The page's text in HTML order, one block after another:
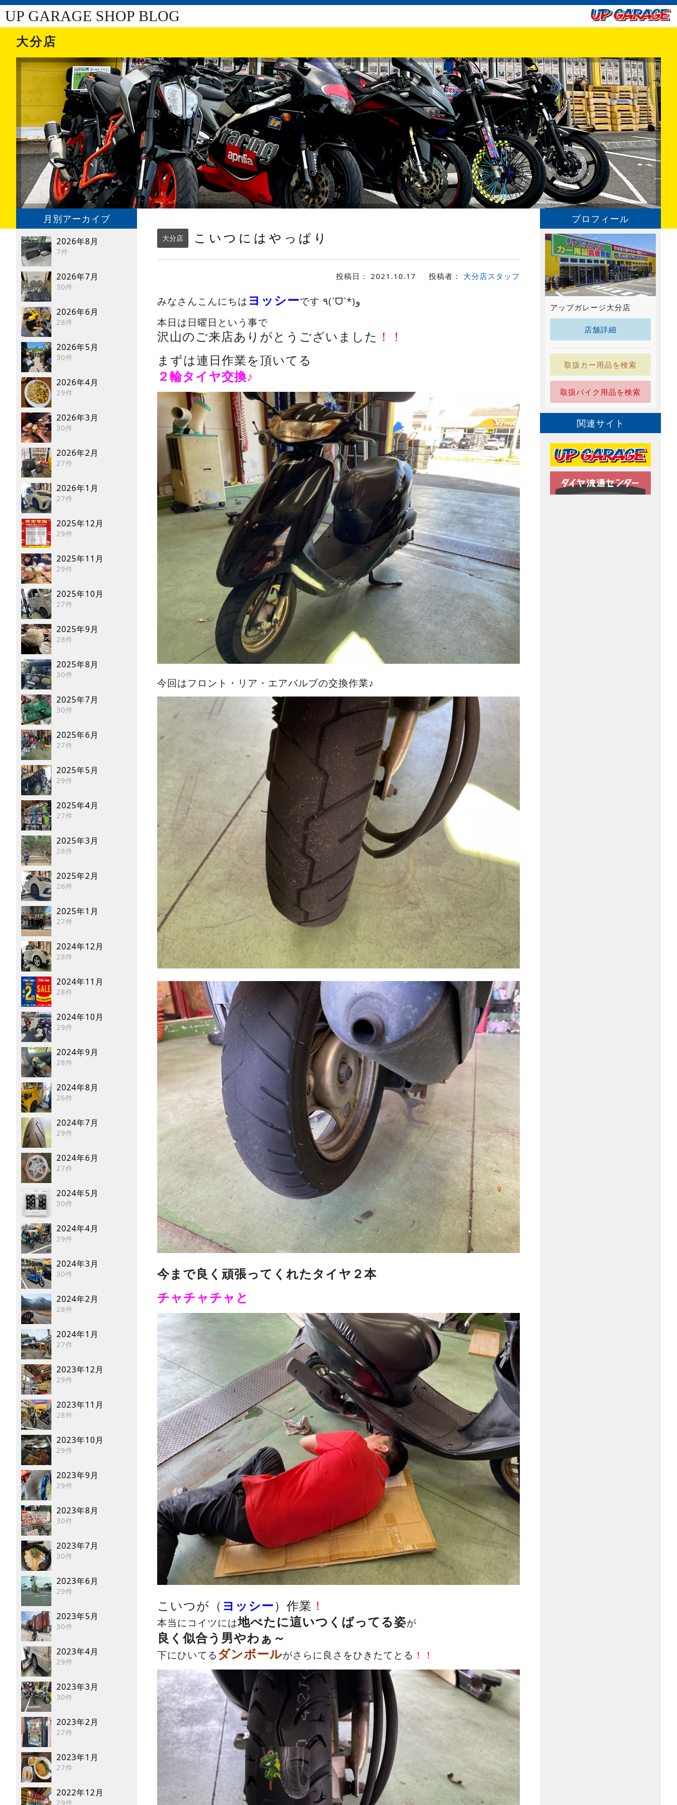
UP GARAGE SHOP BLOG
大分店
月別アーカイブ
2026年8月
7件
2026年7月
30件
2026年6月
28件
2026年5月
30件
2026年4月
29件
2026年3月
30件
2026年2月
27件
2026年1月
27件
2025年12月
29件
2025年11月
29件
2025年10月
27件
2025年9月
28件
2025年8月
30件
2025年7月
30件
2025年6月
27件
2025年5月
29件
2025年4月
27件
2025年3月
28件
2025年2月
26件
2025年1月
27件
2024年12月
28件
2024年11月
28件
2024年10月
29件
2024年9月
28件
2024年8月
26件
2024年7月
29件
2024年6月
27件
2024年5月
30件
2024年4月
29件
2024年3月
30件
2024年2月
28件
2024年1月
27件
2023年12月
29件
2023年11月
28件
2023年10月
29件
2023年9月
29件
2023年8月
30件
2023年7月
30件
2023年6月
29件
2023年5月
30件
2023年4月
29件
2023年3月
30件
2023年2月
27件
2023年1月
27件
2022年12月
29件
大分店 こいつにはやっぱり
投稿日： 2021.10.17 投稿者： 大分店スタッフ
みなさんこんにちは ヨッシー
です ٩(ˊᗜˋ*)و
本日は日曜日という事で
沢山のご来店ありがとうございました ！！
まずは連日作業を頂いてる
２輪タイヤ交換♪
今回はフロント・リア・エアバルブの交換作業♪
今まで良く頑張ってくれたタイヤ２本
チャチャチャと
こいつが（ ヨッシー）作業 ！
本当にコイツには地べたに這いつくばってる姿が
良く似合う男やわぁ～
下にひいてる ダンボールがさらに良さをひきたてとる ！！
プロフィール
アップガレージ大分店
店舗詳細
取扱カー用品を検索
取扱バイク用品を検索
関連サイト